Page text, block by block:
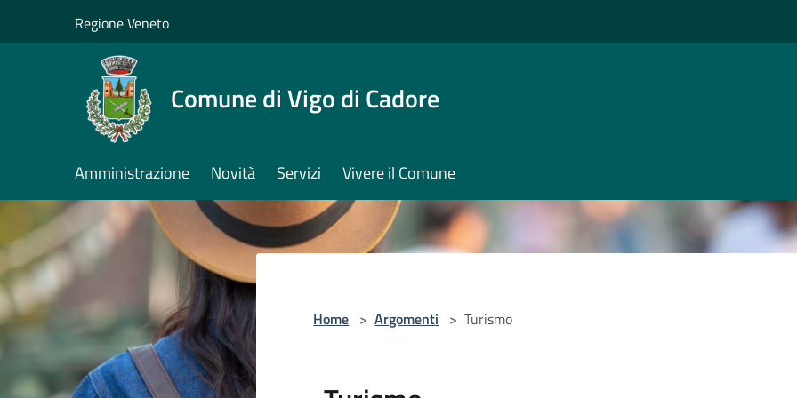
Regione Veneto
Comune di Vigo di Cadore
Amministrazione Novità Servizi Vivere il Comune
Home > Argomenti > Turismo